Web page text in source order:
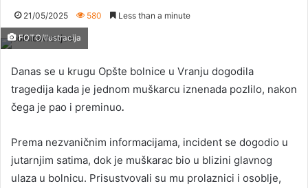
21/05/2025 580 Less than a minute
FOTO/Ilustracija
Danas se u krugu Opšte bolnice u Vranju dogodila
tragedija kada je jednom muškarcu iznenada pozlilo, nakon
čega je pao i preminuo.
Prema nezvaničnim informacijama, incident se dogodio u
jutarnjim satima, dok je muškarac bio u blizini glavnog
ulaza u bolnicu. Prisustvovali su mu prolaznici i osoblje,